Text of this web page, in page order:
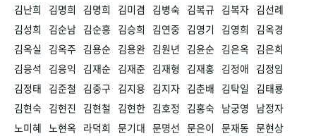
김난희
김명희 김명희 김미겸 김병숙 김복규 김복자 김선례
김성희
김순남 김순흥 김승희 김연중 김영기 김영희
김옥경
김옥실
김옥주 김용순 김용완 김원년 김윤순 김은옥 김은희
김응석
김응익 김재순 김재준 김재형 김재홍 김정애 김정임
김정태 김준철 김중구 김지용 김지자 김춘배 김탁일
김태룡
김현숙 김현진 김현철 김현한 김호정 김홍숙 남궁영
남정자
노미혜 노현옥 라덕희 문기대 문명선 문은이 문재동 문현상